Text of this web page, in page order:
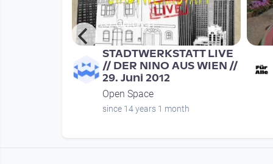
00:01:11
STADTWERKSTATT LIVE
// DER NINO AUS WIEN //
29. Juni 2012
Open Space
since 14 years 1 month